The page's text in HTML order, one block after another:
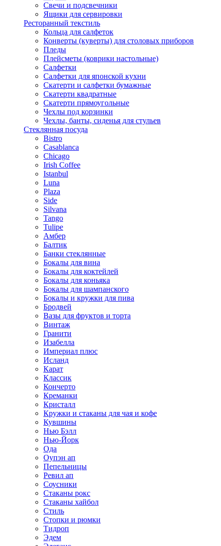
Свечи и подсвечники
Ящики для сервировки
Ресторанный текстиль
Кольца для салфеток
Конверты (куверты) для столовых приборов
Пледы
Плейсметы (коврики настольные)
Салфетки
Салфетки для японской кухни
Скатерти и салфетки бумажные
Скатерти квадратные
Скатерти прямоугольные
Чехлы под корзинки
Чехлы, банты, сиденья для стульев
Стеклянная посуда
Bistro
Casablanca
Chicago
Irish Coffee
Istanbul
Luna
Plaza
Side
Silvana
Tango
Tulipe
Амбер
Балтик
Банки стеклянные
Бокалы для вина
Бокалы для коктейлей
Бокалы для коньяка
Бокалы для шампанского
Бокалы и кружки для пива
Бродвей
Вазы для фруктов и торта
Винтаж
Гранити
Изабелла
Империал плюс
Исланд
Карат
Классик
Кончерто
Креманки
Кристалл
Кружки и стаканы для чая и кофе
Кувшины
Нью Бэлл
Нью-Йорк
Ода
Оупэн ап
Пепельницы
Ревил ап
Соусники
Стаканы рокс
Стаканы хайбол
Стиль
Стопки и рюмки
Тидроп
Эдем